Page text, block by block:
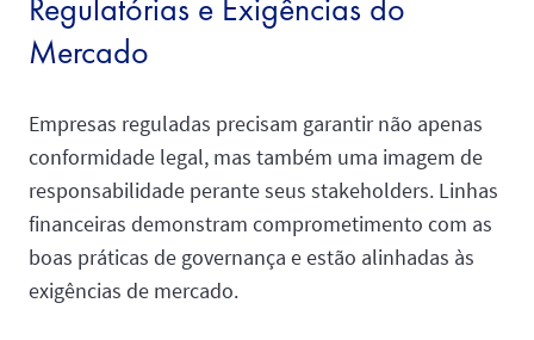
Regulatórias e Exigências do
Mercado
Empresas reguladas precisam garantir não apenas
conformidade legal, mas também uma imagem de
responsabilidade perante seus stakeholders. Linhas
financeiras demonstram comprometimento com as
boas práticas de governança e estão alinhadas às
exigências de mercado.